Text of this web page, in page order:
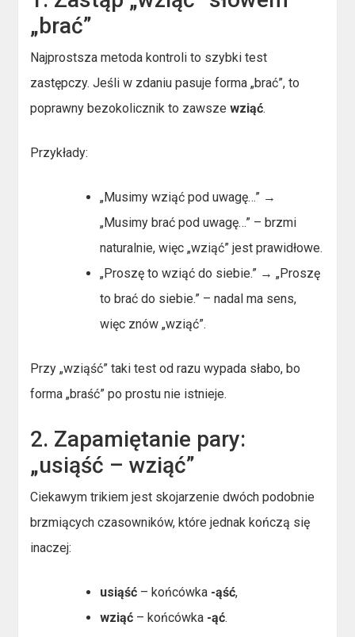
„brać”
Najprostsza metoda kontroli to szybki test
zastępczy. Jeśli w zdaniu pasuje forma „brać”, to
poprawny bezokolicznik to zawszewziąć.
Przykłady:
„Musimy wziąć pod uwagę…” →
„Musimy brać pod uwagę…” – brzmi
naturalnie, więc „wziąć” jest prawidłowe.
„Proszę to wziąć do siebie.” → „Proszę
to brać do siebie.” – nadal ma sens,
więc znów „wziąć”.
Przy „wziąść” taki test od razu wypada słabo, bo
forma „braść” po prostu nie istnieje.
2. Zapamiętanie pary:
„usiąść – wziąć”
Ciekawym trikiem jest skojarzenie dwóch podobnie
brzmiących czasowników, które jednak kończą się
inaczej:
usiąść – końcówka -ąść,
wziąć – końcówka -ąć.